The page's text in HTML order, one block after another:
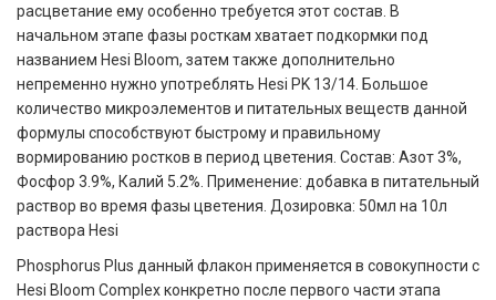
расцветание ему особенно требуется этот состав. В
начальном этапе фазы росткам хватает подкормки под
названием Hesi Bloom, затем также дополнительно
непременно нужно употреблять Hesi PK 13/14. Большое
количество микроэлементов и питательных веществ данной
формулы способствуют быстрому и правильному
вормированию ростков в период цветения. Состав: Азот 3%,
Фосфор 3.9%, Калий 5.2%. Применение: добавка в питательный
раствор во время фазы цветения. Дозировка: 50мл на 10л
раствора Hesi
Phosphorus Plus данный флакон применяется в совокупности с
Hesi Bloom Complex конкретно после первого части этапа